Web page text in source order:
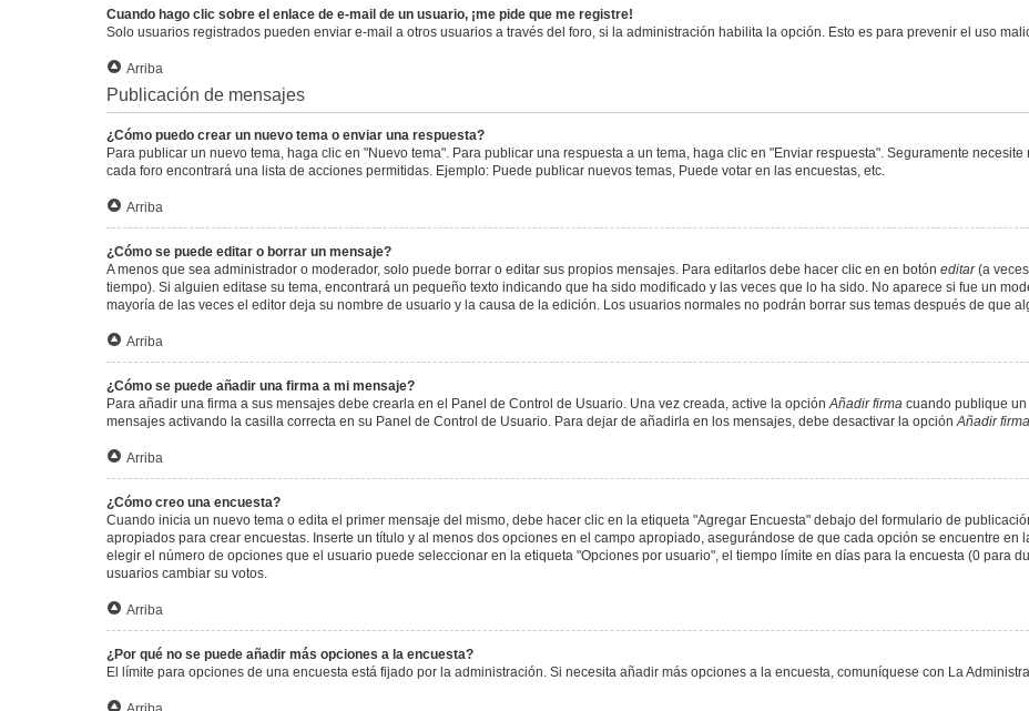
Cuando hago clic sobre el enlace de e-mail de un usuario, ¡me pide que me registre!
Solo usuarios registrados pueden enviar e-mail a otros usuarios a través del foro, si la administración habilita la opción. Esto es para prevenir el uso
Arriba
Publicación de mensajes
¿Cómo puedo crear un nuevo tema o enviar una respuesta?
Para publicar un nuevo tema, haga clic en "Nuevo tema". Para publicar una respuesta a un tema, haga clic en "Enviar respuesta". Seguramente
cada foro encontrará una lista de acciones permitidas. Ejemplo: Puede publicar nuevos temas, Puede votar en las encuestas, etc.
Arriba
¿Cómo se puede editar o borrar un mensaje?
A menos que sea administrador o moderador, solo puede borrar o editar sus propios mensajes. Para editarlos debe hacer clic en en botón editar(a
tiempo). Si alguien editase su tema, encontrará un pequeño texto indicando que ha sido modificado y las veces que lo ha sido. No aparece si fue un
mayoría de las veces el editor deja su nombre de usuario y la causa de la edición. Los usuarios normales no podrán borrar sus temas después de que
Arriba
¿Cómo se puede añadir una firma a mi mensaje?
Para añadir una firma a sus mensajes debe crearla en el Panel de Control de Usuario. Una vez creada, active la opciónAñadir firma cuando publique
mensajes activando la casilla correcta en su Panel de Control de Usuario. Para dejar de añadirla en los mensajes, debe desactivar la opciónAñadir firma
Arriba
¿Cómo creo una encuesta?
Cuando inicia un nuevo tema o edita el primer mensaje del mismo, debe hacer clic en la etiqueta "Agregar Encuesta" debajo del formulario de
apropiados para crear encuestas. Inserte un título y al menos dos opciones en el campo apropiado, asegurándose de que cada opción se encuentre
elegir el número de opciones que el usuario puede seleccionar en la etiqueta "Opciones por usuario", el tiempo límite en días para la encuesta (0 para
usuarios cambiar su votos.
Arriba
¿Por qué no se puede añadir más opciones a la encuesta?
El límite para opciones de una encuesta está fijado por la administración. Si necesita añadir más opciones a la encuesta, comuníquese con La